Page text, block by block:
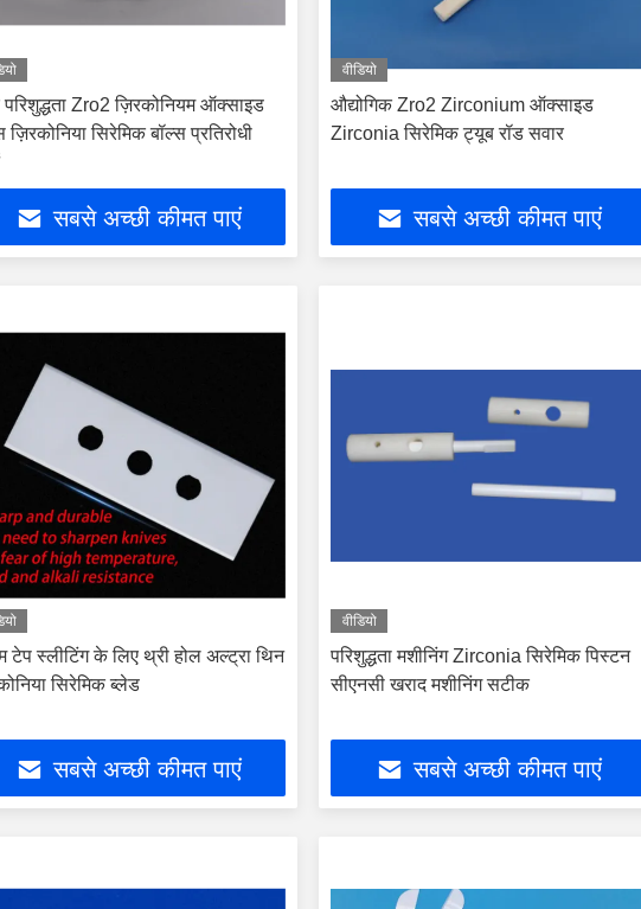
Zro2 ज़िरकोनियम ऑक्साइड
ज़िरकोनिया सिरेमिक बॉल्स प्रतिरोधी
सबसे अच्छी कीमत पाएं
वीडियो
औद्योगिक Zro2 Zirconium ऑक्साइड
Zirconia सिरेमिक ट्यूब रॉड सवार
सबसे अच्छी कीमत पाएं
टेप स्लीटिंग के लिए थ्री होल अल्ट्रा थिन
सिरेमिक ब्लेड
सबसे अच्छी कीमत पाएं
वीडियो
परिशुद्धता मशीनिंग Zirconia सिरेमिक पिस्टन
सीएनसी खराद मशीनिंग सटीक
सबसे अच्छी कीमत पाएं